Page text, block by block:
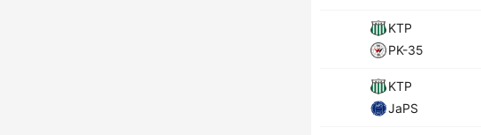
KTP
PK-35
KTP
JaPS